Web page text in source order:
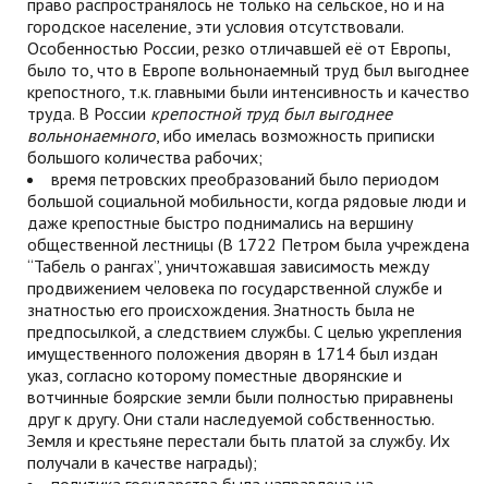
право распространялось не только на сельское, но и на
городское население, эти условия отсутствовали.
Особенностью России, резко отличавшей её от Европы,
было то, что в Европе вольнонаемный труд был выгоднее
крепостного, т.к. главными были интенсивность и качество
труда. В России крепостной труд был выгоднее
вольнонаемного, ибо имелась возможность приписки
большого количества рабочих;
время петровских преобразований было периодом
большой социальной мобильности, когда рядовые люди и
даже крепостные быстро поднимались на вершину
общественной лестницы (В 1722 Петром была учреждена
“Табель о рангах”, уничтожавшая зависимость между
продвижением человека по государственной службе и
знатностью его происхождения. Знатность была не
предпосылкой, а следствием службы. С целью укрепления
имущественного положения дворян в 1714 был издан
указ, согласно которому поместные дворянские и
вотчинные боярские земли были полностью приравнены
друг к другу. Они стали наследуемой собственностью.
Земля и крестьяне перестали быть платой за службу. Их
получали в качестве награды);